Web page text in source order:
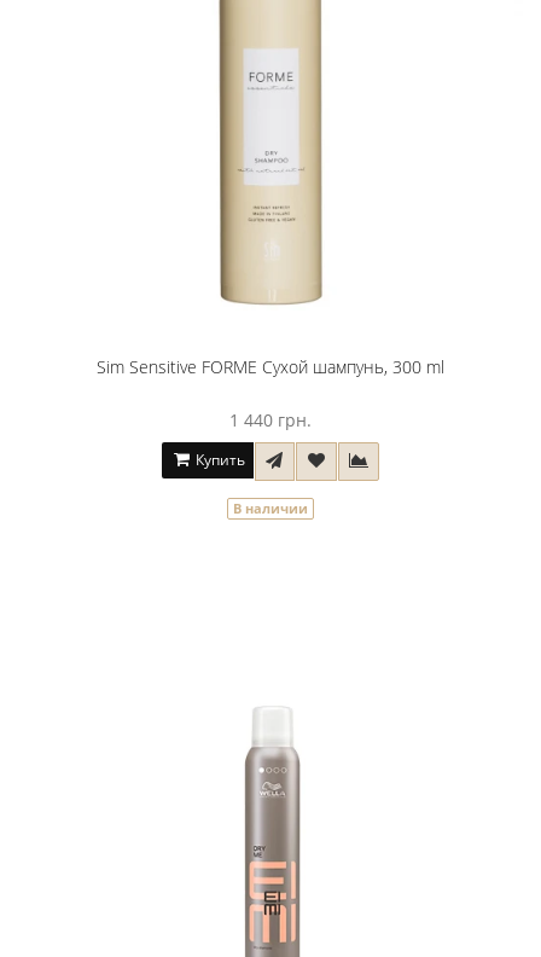
Sim Sensitive FORME Сухой шампунь, 300 ml
1 440 грн.
Купить
В наличии